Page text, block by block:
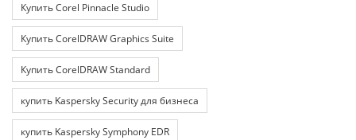
Купить Corel Pinnacle Studio
Купить CorelDRAW Graphics Suite
Купить CorelDRAW Standard
купить Kaspersky Security для бизнеса
купить Kaspersky Symphony EDR